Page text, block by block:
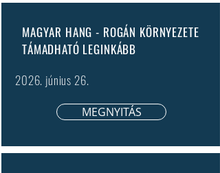
MAGYAR HANG - ROGÁN KÖRNYEZETE
TÁMADHATÓ LEGINKÁBB
2026. június 26.
MEGNYITÁS